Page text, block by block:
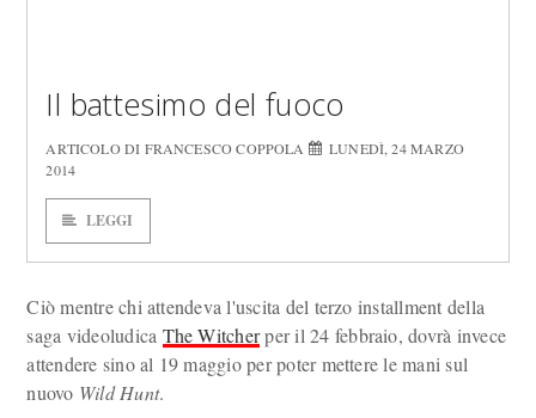
Il battesimo del fuoco
ARTICOLO DI FRANCESCO COPPOLA
LUNEDÌ, 24 MARZO
2014
LEGGI
Ciò mentre chi attendeva l'uscita del terzo installment della
saga videoludica The Witcherper il 24 febbraio, dovrà invece
attendere sino al 19 maggio per poter mettere le mani sul
nuovo Wild Hunt.